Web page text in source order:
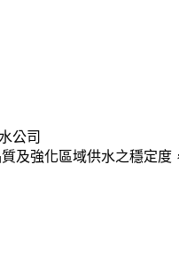
公司
及強化區域供水之穩定